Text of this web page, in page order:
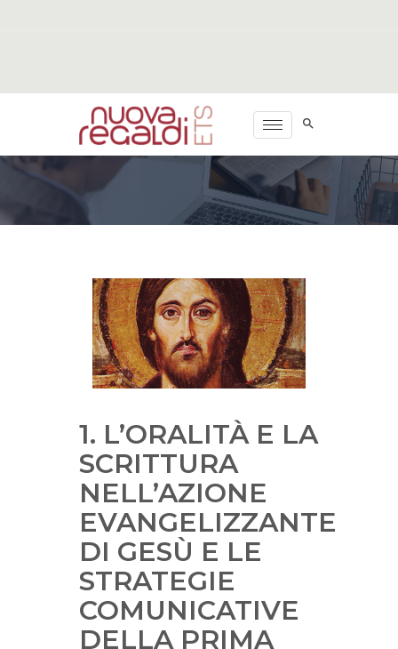
1. L’ORALITÀ E LA
SCRITTURA
NELL’AZIONE
EVANGELIZZANTE
DI GESÙ E LE
STRATEGIE
COMUNICATIVE
DELLA PRIMA